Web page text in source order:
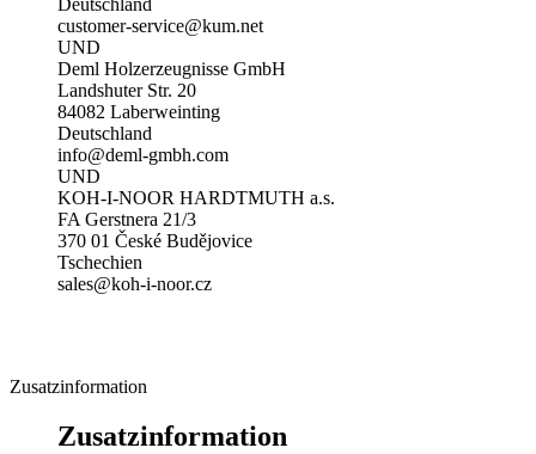
customer-service@kum.net
UND
Deml Holzerzeugnisse GmbH
Landshuter Str. 20
84082 Laberweinting
Deutschland
info@deml-gmbh.com
UND
KOH-I-NOOR HARDTMUTH a.s.
FA Gerstnera 21/3
370 01 České Budějovice
Tschechien
sales@koh-i-noor.cz
Zusatzinformation
Zusatzinformation